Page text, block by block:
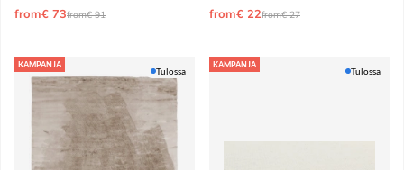
from€ 73Normaali hinta
from€ 91 from€ 22Normaali hinta
from€ 27
KAMPANJA
Tulossa
KAMPANJA
Tulossa